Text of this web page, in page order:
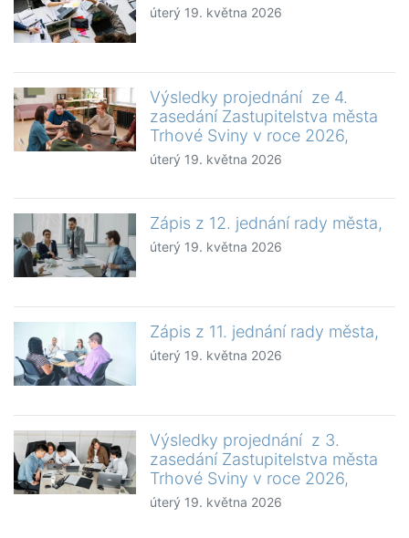
úterý 19. května 2026
Výsledky projednání ze 4.
zasedání Zastupitelstva města
Trhové Sviny v roce 2026,
úterý 19. května 2026
Zápis z 12. jednání rady města,
úterý 19. května 2026
Zápis z 11. jednání rady města,
úterý 19. května 2026
Výsledky projednání z 3.
zasedání Zastupitelstva města
Trhové Sviny v roce 2026,
úterý 19. května 2026